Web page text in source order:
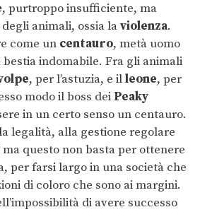
, purtroppo insufficiente, ma
animali, ossia laviolenza.
come un centauro, metà uomo
indomabile. Fra gli animali
, per l’astuzia, e illeone, per
modo il boss dei Peaky
in un certo senso un centauro.
legalità, alla gestione regolare
questo non basta per ottenere
per farsi largo in una società che
di coloro che sono ai margini.
di avere successo